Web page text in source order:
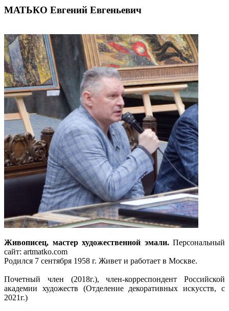
МАТЬКО Евгений Евгеньевич
Живописец, мастер художественной эмали.Персональный
сайт: artmatko.com
Родился 7 сентября 1958 г. Живет и работает в Москве.
Почетный член (2018г.), член-корреспондент Российской
академии художеств (Отделение декоративных искусств, с
2021г.)